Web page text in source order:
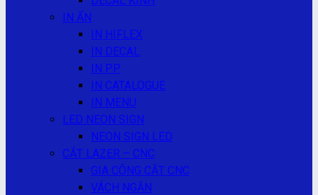
IN ẤN
IN HIFLEX
IN DECAL
IN PP
IN CATALOGUE
IN MENU
LED NEON SIGN
NEON SIGN LED
CẮT LAZER – CNC
GIA CÔNG CẮT CNC
VÁCH NGĂN